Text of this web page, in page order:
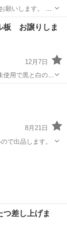
いします。 使
板 お譲りしま
12月7日
お近くま
。
8月21日
で出品します。
つ差し上げま